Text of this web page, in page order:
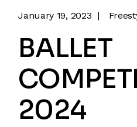
January 19, 2023
BALLET
2024